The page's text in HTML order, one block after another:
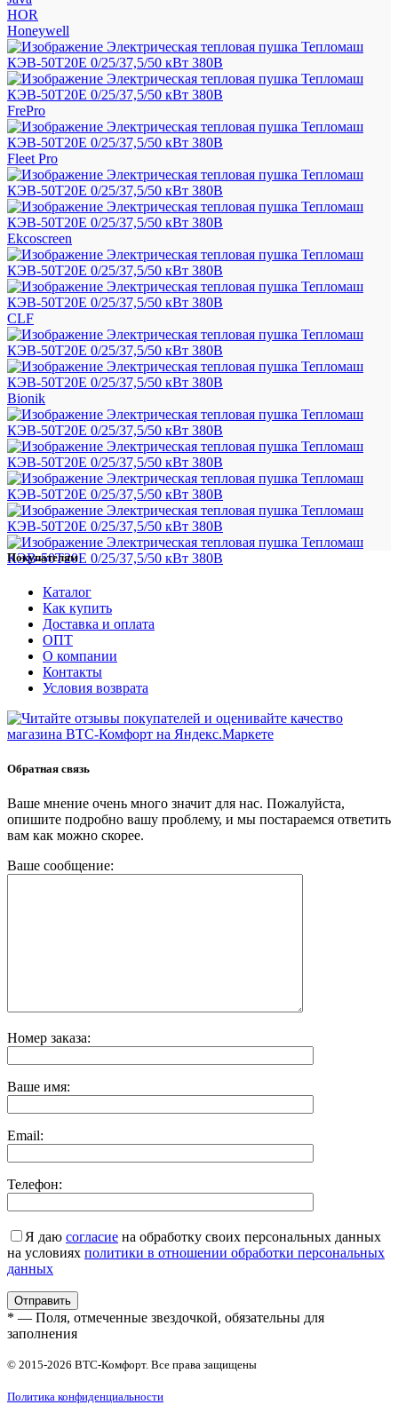
HOR
Honeywell
FrePro
Fleet Pro
Ekcoscreen
CLF
Bionik
Покупателям
Каталог
Как купить
Доставка и оплата
ОПТ
О компании
Контакты
Условия возврата
Обратная связь
Ваше мнение очень много значит для нас. Пожалуйста,
опишите подробно вашу проблему, и мы постараемся ответить
вам как можно скорее.
Ваше сообщение:
Номер заказа:
Ваше имя:
Email:
Телефон:
Я даю согласие на обработку своих персональных данных
на условиях политики в отношении обработки персональных
данных
* — Поля, отмеченные звездочкой, обязательны для
заполнения
© 2015-2026 ВТС-Комфорт. Все права защищены
Политика конфиденциальности